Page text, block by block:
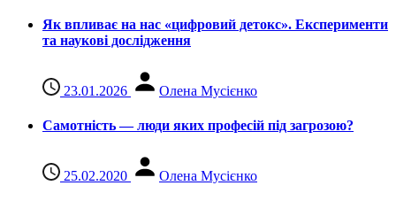
Як впливає на нас «цифровий детокс». Експерименти
та наукові дослідження
23.01.2026 Олена Мусієнко
Самотність — люди яких професій під загрозою?
25.02.2020 Олена Мусієнко